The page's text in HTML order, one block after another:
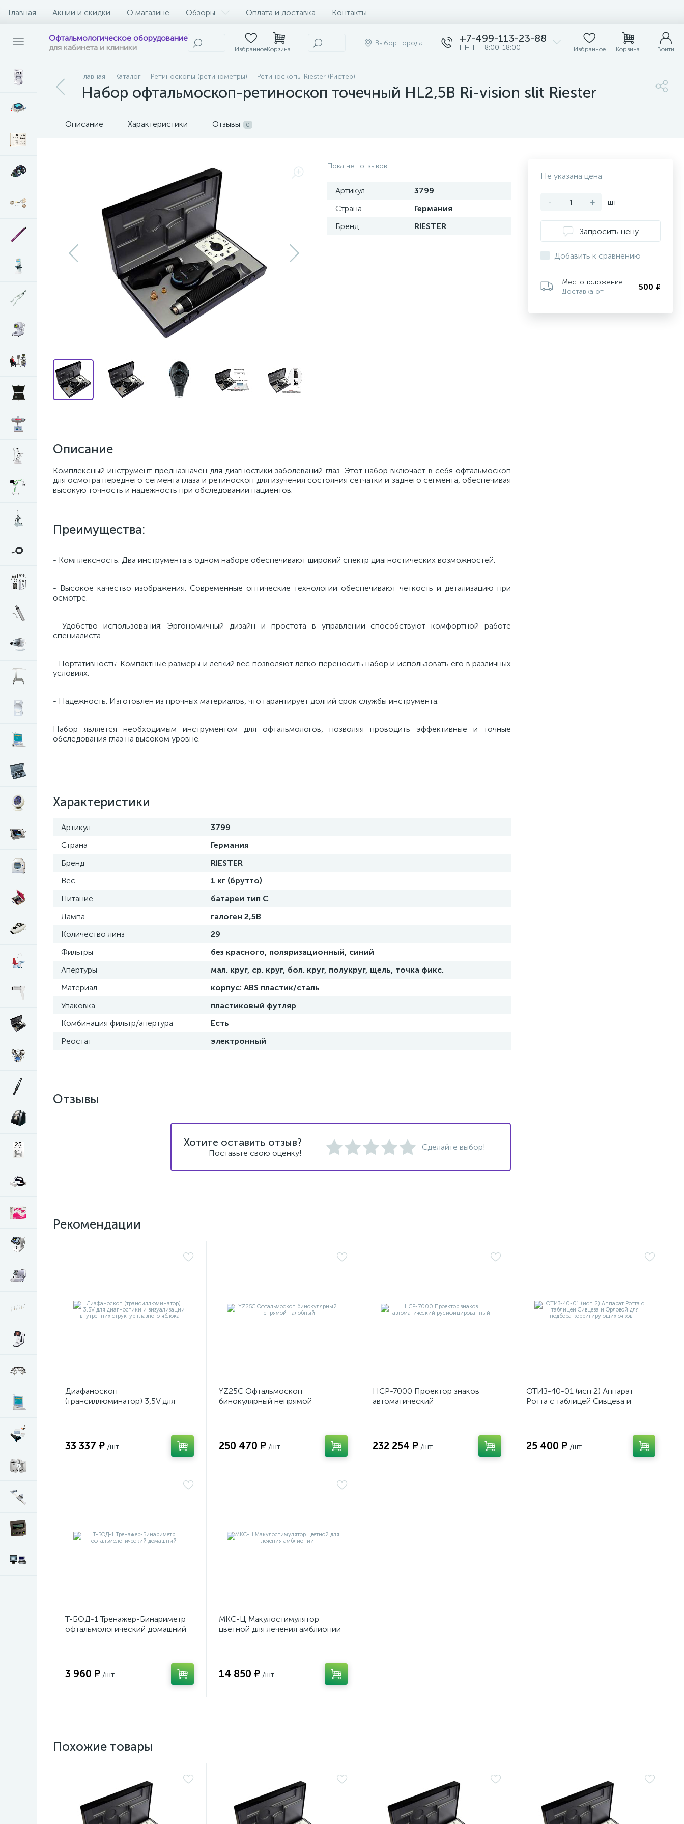
Главная Акции и скидки О магазине Обзоры Оплата и доставка Контакты
Офтальмологическое оборудование
для кабинета и клиники
ИзбранноеКорзина
Выбор города +7-499-113-23-88
ПН-ПТ 8:00-18:00 Избранное Корзина Войти
Главная Каталог Ретиноскопы (ретинометры) Ретиноскопы Riester (Ристер)
Набор офтальмоскоп-ретиноскоп точечный HL2,5В Ri-vision slit Riester
Описание Характеристики Отзывы 0
Пока нет отзывов
Артикул
3799
Страна
Германия
Бренд
RIESTER
Описание
Комплексный инструмент предназначен для диагностики заболеваний глаз. Этот набор включает в себя офтальмоскоп
для осмотра переднего сегмента глаза и ретиноскоп для изучения состояния сетчатки и заднего сегмента, обеспечивая
высокую точность и надежность при обследовании пациентов.
Преимущества:
- Комплексность: Два инструмента в одном наборе обеспечивают широкий спектр диагностических возможностей.
- Высокое качество изображения: Современные оптические технологии обеспечивают четкость и детализацию при
осмотре.
- Удобство использования: Эргономичный дизайн и простота в управлении способствуют комфортной работе
специалиста.
- Портативность: Компактные размеры и легкий вес позволяют легко переносить набор и использовать его в различных
условиях.
- Надежность: Изготовлен из прочных материалов, что гарантирует долгий срок службы инструмента.
Набор является необходимым инструментом для офтальмологов, позволяя проводить эффективные и точные
обследования глаз на высоком уровне.
Характеристики
Артикул
3799
Страна
Германия
Бренд
RIESTER
Вес
1 кг (брутто)
Питание
батареи тип С
Лампа
галоген 2,5В
Количество линз
29
Фильтры
без красного, поляризационный, синий
Апертуры
мал. круг, ср. круг, бол. круг, полукруг, щель, точка фикс.
Материал
корпус: ABS пластик/сталь
Упаковка
пластиковый футляр
Комбинация фильтр/апертура
Есть
Реостат
электронный
Не указана цена
- + шт
Запросить цену
Добавить к сравнению
Местоположение
Доставка от
500 ₽
Отзывы
Хотите оставить отзыв?
Поставьте свою оценку!
Сделайте выбор!
Рекомендации
Диафаноскоп
(трансиллюминатор) 3,5V для
33 337 ₽ /шт
YZ25C Офтальмоскоп
бинокулярный непрямой
250 470 ₽ /шт
НСР-7000 Проектор знаков
автоматический
232 254 ₽ /шт
ОТИЗ-40-01 (исп 2) Аппарат
Ротта с таблицей Сивцева и
25 400 ₽ /шт
Т-БОД-1 Тренажер-Бинариметр
офтальмологический домашний
3 960 ₽ /шт
МКС-Ц Макулостимулятор
цветной для лечения амблиопии
14 850 ₽ /шт
Похожие товары